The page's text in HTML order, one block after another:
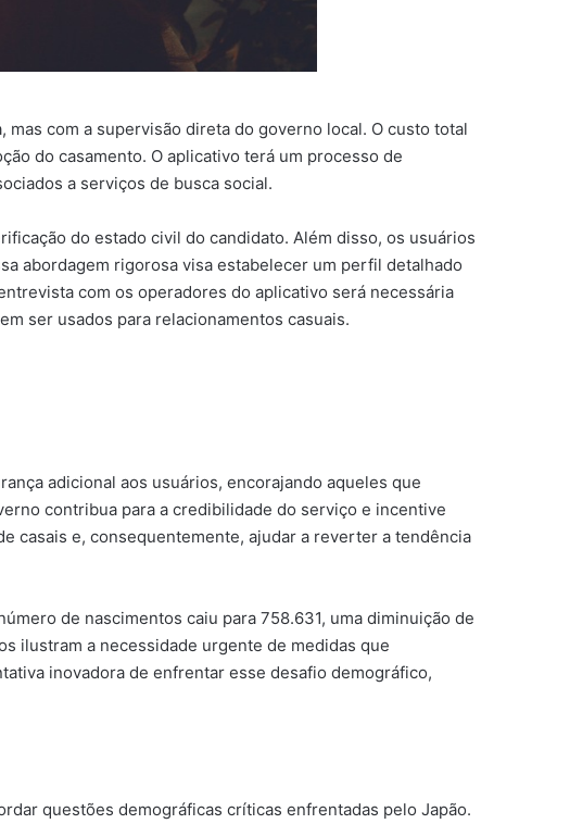
com a supervisão direta do governo local. O custo total
do casamento. O aplicativo terá um processo de
a serviços de busca social.
do estado civil do candidato. Além disso, os usuários
abordagem rigorosa visa estabelecer um perfil detalhado
com os operadores do aplicativo será necessária
ser usados para relacionamentos casuais.
adicional aos usuários, encorajando aqueles que
contribua para a credibilidade do serviço e incentive
casais e, consequentemente, ajudar a reverter a tendência
de nascimentos caiu para 758.631, uma diminuição de
ilustram a necessidade urgente de medidas que
inovadora de enfrentar esse desafio demográfico,
questões demográficas críticas enfrentadas pelo Japão.